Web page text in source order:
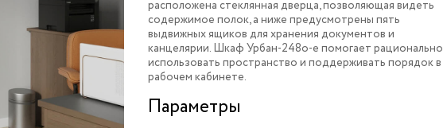
расположена стеклянная дверца, позволяющая видеть
содержимое полок, а ниже предусмотрены пять
выдвижных ящиков для хранения документов и
канцелярии. Шкаф Урбан-248o-e помогает рационально
использовать пространство и поддерживать порядок в
рабочем кабинете.
Параметры